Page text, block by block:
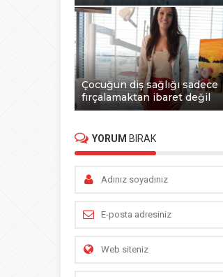
Çocuğun diş sağlığı sadece
fırçalamaktan ibaret değil
YORUM BIRAK